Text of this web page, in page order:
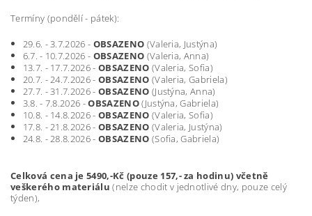
Termíny (pondělí - pátek):
29.6. - 3.7.2026 - OBSAZENO (Valeria, Justýna)
6.7. - 10.7.2026 - OBSAZENO (Valeria, Anna)
13.7. - 17.7.2026 - OBSAZENO (Valeria, Sofia)
20.7. - 24.7.2026 - OBSAZENO (Valeria, Gabriela)
27.7. - 31.7.2026 - OBSAZENO (Justýna, Anna)
3.8. - 7.8.2026 -OBSAZENO(Justýna, Gabriela)
10.8. - 14.8.2026 - OBSAZENO (Valeria, Sofia)
17.8. - 21.8.2026 - OBSAZENO (Valeria, Justýna)
24.8. - 28.8.2026 - OBSAZENO (Sofia, Gabriela)
Celková cena je 5490,-Kč (pouze 157,- za hodinu) včetně
veškerého materiálu (nelze chodit v jednotlivé dny, pouze celý
týden),